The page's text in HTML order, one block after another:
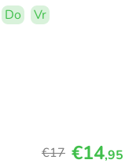
Do
Vr
€17 €14,95